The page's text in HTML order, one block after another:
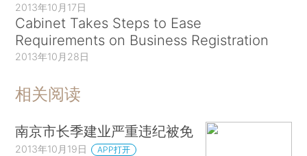
2013年10月17日
Cabinet Takes Steps to Ease
Requirements on Business Registration
2013年10月28日
相关阅读
南京市长季建业严重违纪被免
2013年10月19日 APP打开